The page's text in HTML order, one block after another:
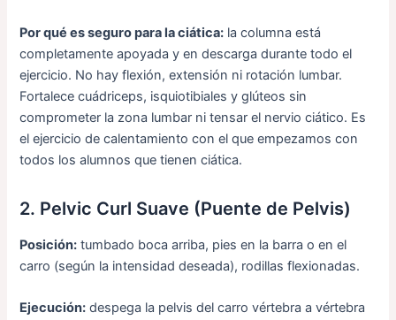
Por qué es seguro para la ciática: la columna está
completamente apoyada y en descarga durante todo el
ejercicio. No hay flexión, extensión ni rotación lumbar.
Fortalece cuádriceps, isquiotibiales y glúteos sin
comprometer la zona lumbar ni tensar el nervio ciático. Es
el ejercicio de calentamiento con el que empezamos con
todos los alumnos que tienen ciática.
2. Pelvic Curl Suave (Puente de Pelvis)
Posición: tumbado boca arriba, pies en la barra o en el
carro (según la intensidad deseada), rodillas flexionadas.
Ejecución: despega la pelvis del carro vértebra a vértebra